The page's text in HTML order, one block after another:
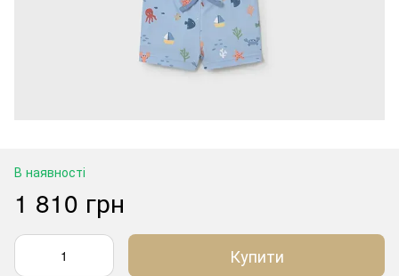
В наявності
1 810 грн
Купити